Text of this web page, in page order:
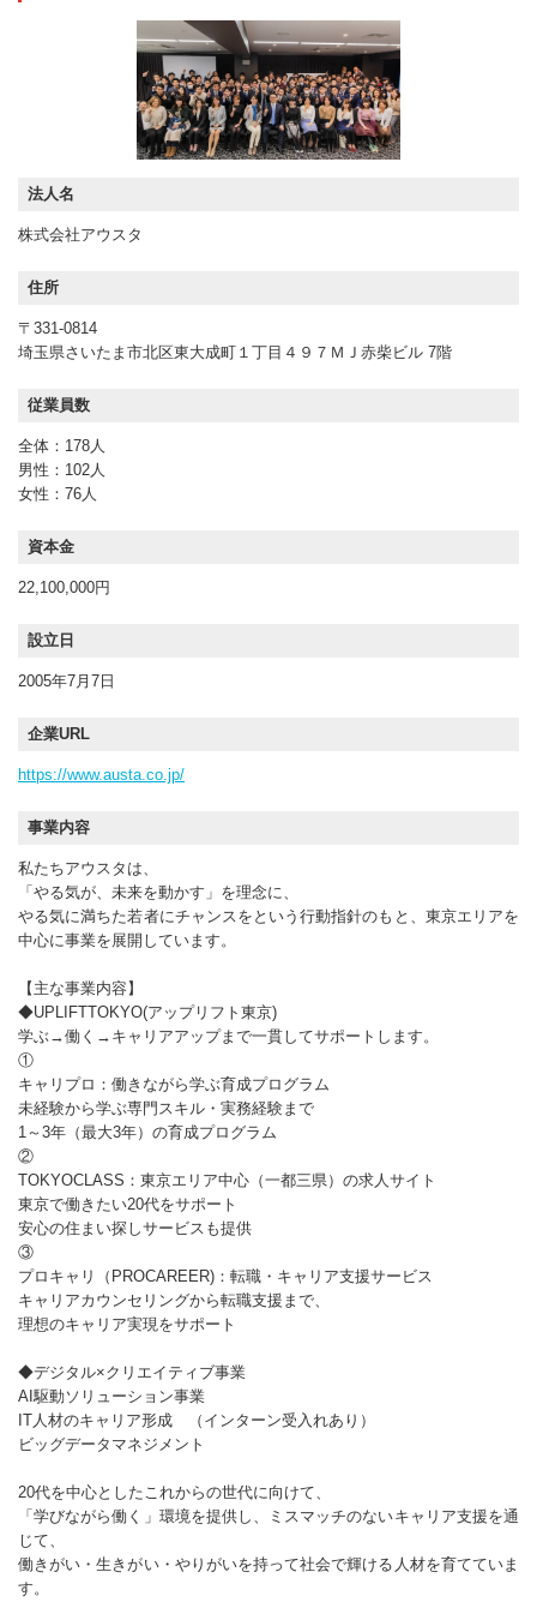
法人名
株式会社アウスタ
住所
〒331-0814
埼玉県さいたま市北区東大成町１丁目４９７ＭＪ赤柴ビル 7階
従業員数
全体：178人
男性：102人
女性：76人
資本金
22,100,000円
設立日
2005年7月7日
企業URL
https://www.austa.co.jp/
事業内容
私たちアウスタは、
「やる気が、未来を動かす」を理念に、
やる気に満ちた若者にチャンスをという行動指針のもと、東京エリアを
中心に事業を展開しています。
【主な事業内容】
◆UPLIFTTOKYO(アップリフト東京)
学ぶ→働く→キャリアアップまで一貫してサポートします。
①
キャリプロ：働きながら学ぶ育成プログラム
未経験から学ぶ専門スキル・実務経験まで
1～3年（最大3年）の育成プログラム
②
TOKYOCLASS：東京エリア中心（一都三県）の求人サイト
東京で働きたい20代をサポート
安心の住まい探しサービスも提供
③
プロキャリ（PROCAREER)：転職・キャリア支援サービス
キャリアカウンセリングから転職支援まで、
理想のキャリア実現をサポート
◆デジタル×クリエイティブ事業
AI駆動ソリューション事業
IT人材のキャリア形成 （インターン受入れあり）
ビッグデータマネジメント
20代を中心としたこれからの世代に向けて、
「学びながら働く」環境を提供し、ミスマッチのないキャリア支援を通
じて、
働きがい・生きがい・やりがいを持って社会で輝ける人材を育てていま
す。